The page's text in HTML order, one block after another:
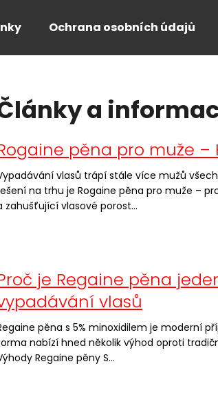
Ochrana osobních údajů
a
pěna pro muže –
vlasů trápí stále více mužů
na trhu je Rogaine pěna pro muže –
zahušťující vlasové porost...
je Regaine pěna
vlasů
pěna s 5% minoxidilem je moderní
nabízí hned několik výhod oproti
Regaine pěny S...